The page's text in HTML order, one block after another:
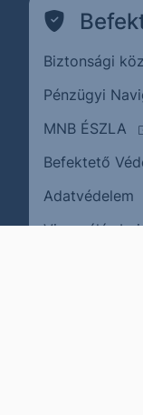
Biztonsági
Pénzügyi
MNB ÉSZLA
Befektető
Adatvédelem
Visszaélés